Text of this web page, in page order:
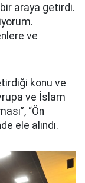
araya getirdi.
ve
konu ve
ve İslam
“Ön
ele alındı.